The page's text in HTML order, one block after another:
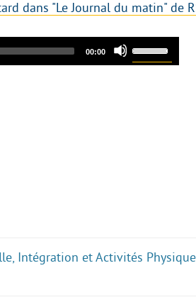
dans "Le Journal du matin" de
Audio
Player
Total
00:00
Use
Up/Down
Intégration et Activités